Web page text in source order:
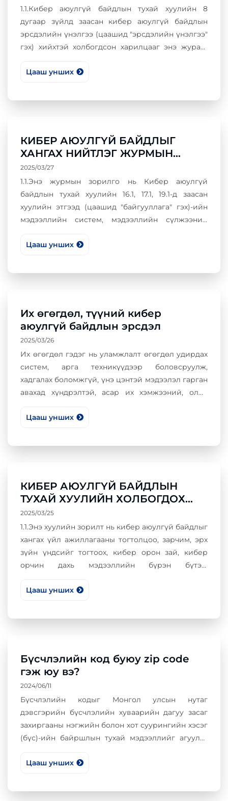
1.1.Кибер аюулгүй байдлын тухай хуулийн 8
дугаар зүйлд заасан кибер аюулгүй байдлын
эрсдэлийн үнэлгээ (цаашид "эрсдэлийн үнэлгээ"
гэх) хийхтэй холбогдсон харилцааг энэ журам,
Цааш унших
КИБЕР АЮУЛГҮЙ БАЙДЛЫГ
ХАНГАХ НИЙТЛЭГ ЖУРМЫН
ХЭСГЭЭС
2025/03/27
1.1.Энэ журмын зорилго нь Кибер аюулгүй
байдлын тухай хуулийн 16.1, 17.1, 19.1-д заасан
хуулийн этгээд (цаашид "байгууллага" гэх)-ийн
мэдээллийн систем, мэдээллийн сүлжээний
кибер аюулгүй байдлын зөрчлийг илрүүлэх,
Цааш унших
Их өгөгдөл, түүний кибер
аюулгүй байдлын эрсдэл
2025/03/26
Их өгөгдөл гэдэг нь уламжлалт өгөгдөл удирдах
систем, арга техникүүдээр боловсруулж,
хадгалах боломжгүй, үнэ цэнтэй мэдээлэл гарган
авахад хүндрэлтэй, асар их хэмжээний, олон
Цааш унших
КИБЕР АЮУЛГҮЙ БАЙДЛЫН
ТУХАЙ ХУУЛИЙН ХОЛБОГДОХ
ХЭСГЭЭС
2025/03/25
1.1.Энэ хуулийн зорилт нь кибер аюулгүй байдлыг
хангах үйл ажиллагааны тогтолцоо, зарчим, эрх
зүйн үндсийг тогтоох, кибер орон зай, кибер
орчин дахь мэдээллийн бүрэн бүтэн,
холбогдсон харилцааг зохицуулахад оршино.
Цааш унших
Бүсчлэлийн код буюу zip code
гэж юу вэ?
2024/06/11
Бүсчлэлийн кодыг Монгол улсын нутаг
дэвсгэрийн бүсчлэлийн хуваарийн дагуу засаг
захиргааны нэгжийн болон хот суурингийн хэсэг
(бүс)-ийн байршлын тухай мэдээллийг агуулж,
зохицуулалт хийх, давхардуулан
Цааш унших